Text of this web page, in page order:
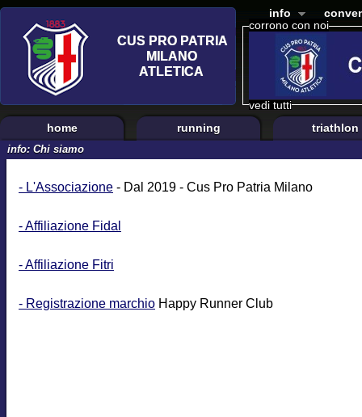
corrono con noi
vedi tutti
info
home running triathlon
info: Chi siamo
- L'Associazione - Dal 2019 - Cus Pro Patria Milano
- Affiliazione Fidal
- Affiliazione Fitri
- Registrazione marchio Happy Runner Club